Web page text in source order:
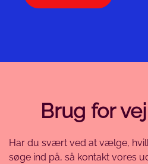
Brug for
Har du svært ved at vælge,
søge ind på, så kontakt vores